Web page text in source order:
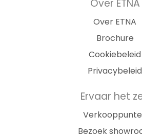
Over ETNA
Over ETNA
Brochure
Cookiebeleid
Privacybeleid
Ervaar het
Bezoek